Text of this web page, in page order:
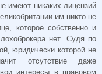
имеют никаких лицензий
им никто не
которое собственно и
нет. Судя по
юридически которой не
отсутствие даже
интересы в правовом